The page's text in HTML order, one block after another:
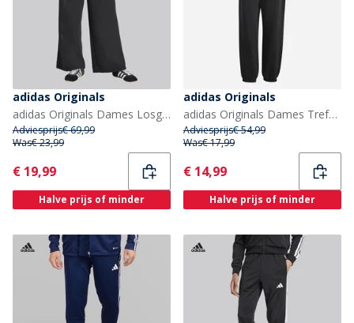
adidas Originals
adidas Originals Dames Losgeplaatste 3-Strepen Wijde Joggers Zwart
Adviesprijs€ 69,99
Was€ 23,99
Current
€ 19,99
Halve prijs of minder
adidas Originals
adidas Originals Dames Trefoil Essentials Joggingbroek Zwart
Adviesprijs€ 54,99
Was€ 17,99
Current
€ 14,99
Halve prijs of minder